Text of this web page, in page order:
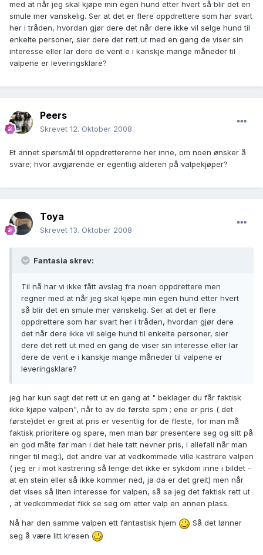
med at når jeg skal kjøpe min egen hund etter hvert så blir det en
smule mer vanskelig. Ser at det er flere oppdrettere som har svart
her i tråden, hvordan gjør dere det når dere ikke vil selge hund til
enkelte personer, sier dere det rett ut med en gang de viser sin
interesse eller lar dere de vent e i kanskje mange måneder til
valpene er leveringsklare?
Peers
Skrevet 12. Oktober 2008
Et annet spørsmål til oppdrettererne her inne, om noen ønsker å
svare; hvor avgjørende er egentlig alderen på valpekjøper?
Toya
Skrevet 13. Oktober 2008
Fantasia skrev:
Til nå har vi ikke fått avslag fra noen oppdrettere men
regner med at når jeg skal kjøpe min egen hund etter hvert
så blir det en smule mer vanskelig. Ser at det er flere
oppdrettere som har svart her i tråden, hvordan gjør dere
det når dere ikke vil selge hund til enkelte personer, sier
dere det rett ut med en gang de viser sin interesse eller lar
dere de vent e i kanskje mange måneder til valpene er
leveringsklare?
jeg har kun sagt det rett ut en gang at " beklager du får faktisk
ikke kjøpe valpen", når to av de første spm ; ene er pris ( det
første)det er greit at pris er vesentlig for de fleste, for man må
faktisk prioritere og spare, men man bør presentere seg og sitt på
en god måte før man i det hele tatt nevner pris, i allefall når man
ringer til meg:), det andre var at vedkommede ville kastrere valpen
( jeg er i mot kastrering så lenge det ikke er sykdom inne i bildet -
at en stein eller så ikke kommer ned, ja da er det greit) men når
det vises så liten interesse for valpen, så sa jeg det faktisk rett ut
, at vedkommedet fikk se seg om etter valp en annen plass.
Nå har den samme valpen ett fantastisk hjem
Så det lønner
seg å være litt kresen